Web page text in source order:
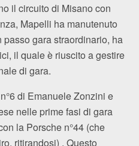
il circuito di Misano con
Mapelli ha manutenuto
gara straordinario, ha
il quale è riuscito a gestire
di gara.
di Emanuele Zonzini e
nelle prime fasi di gara
la Porsche n°44 (che
ritirandosi) . Questo